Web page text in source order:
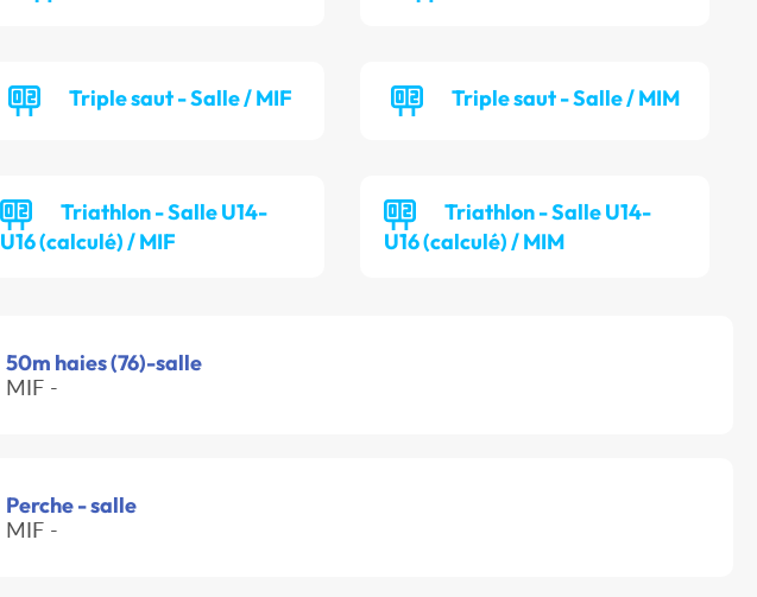
Triple saut - Salle / MIF Triple saut - Salle / MIM
Triathlon - Salle U14-
U16 (calculé) / MIF
Triathlon - Salle U14-
U16 (calculé) / MIM
50m haies (76)-salle
MIF -
Perche - salle
MIF -